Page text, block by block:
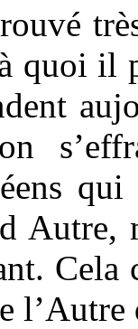
quoi il
Autre,